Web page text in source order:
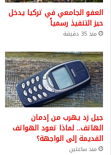
العفو الجامعي في تركيا يدخل
حيز التنفيذ رسمياً
منذ 35 دقيقة
جيل زد يهرب من إدمان
الهاتف.. لماذا تعود الهواتف
القديمة إلى الواجهة؟
منذ ساعتين